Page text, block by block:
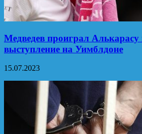
Медведев проиграл Алькарасу
выступление на Уимблдоне
15.07.2023